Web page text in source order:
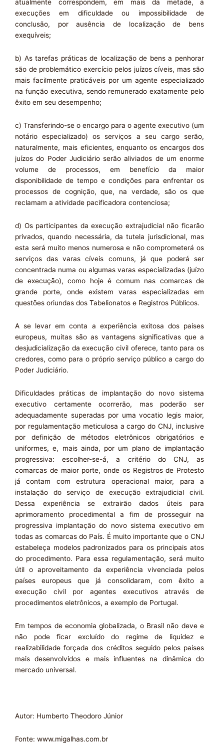
atualmente correspondem, em mais da metade, a
execuções em dificuldade ou impossibilidade de
conclusão, por ausência de localização de bens
exequíveis;
b) As tarefas práticas de localização de bens a penhorar
são de problemático exercício pelos juízos cíveis, mas são
mais facilmente praticáveis por um agente especializado
na função executiva, sendo remunerado exatamente pelo
êxito em seu desempenho;
c) Transferindo-se o encargo para o agente executivo (um
notário especializado) os serviços a seu cargo serão,
naturalmente, mais eficientes, enquanto os encargos dos
juízos do Poder Judiciário serão aliviados de um enorme
volume de processos, em benefício da maior
disponibilidade de tempo e condições para enfrentar os
processos de cognição, que, na verdade, são os que
reclamam a atividade pacificadora contenciosa;
d) Os participantes da execução extrajudicial não ficarão
privados, quando necessária, da tutela jurisdicional, mas
esta será muito menos numerosa e não comprometerá os
serviços das varas cíveis comuns, já que poderá ser
concentrada numa ou algumas varas especializadas (juízo
de execução), como hoje é comum nas comarcas de
grande porte, onde existem varas especializadas em
questões oriundas dos Tabelionatos e Registros Públicos.
A se levar em conta a experiência exitosa dos países
europeus, muitas são as vantagens significativas que a
desjudicialização da execução civil oferece, tanto para os
credores, como para o próprio serviço público a cargo do
Poder Judiciário.
Dificuldades práticas de implantação do novo sistema
executivo certamente ocorrerão, mas poderão ser
adequadamente superadas por uma vocatio legis maior,
por regulamentação meticulosa a cargo do CNJ, inclusive
por definição de métodos eletrônicos obrigatórios e
uniformes, e, mais ainda, por um plano de implantação
progressiva: escolher-se-á, a critério do CNJ, as
comarcas de maior porte, onde os Registros de Protesto
já contam com estrutura operacional maior, para a
instalação do serviço de execução extrajudicial civil.
Dessa experiência se extrairão dados úteis para
aprimoramento procedimental a fim de prosseguir na
progressiva implantação do novo sistema executivo em
todas as comarcas do País. É muito importante que o CNJ
estabeleça modelos padronizados para os principais atos
do procedimento. Para essa regulamentação, será muito
útil o aproveitamento da experiência vivenciada pelos
países europeus que já consolidaram, com êxito a
execução civil por agentes executivos através de
procedimentos eletrônicos, a exemplo de Portugal.
Em tempos de economia globalizada, o Brasil não deve e
não pode ficar excluído do regime de liquidez e
realizabilidade forçada dos créditos seguido pelos países
mais desenvolvidos e mais influentes na dinâmica do
mercado universal.
Autor: Humberto Theodoro Júnior
Fonte: www.migalhas.com.br